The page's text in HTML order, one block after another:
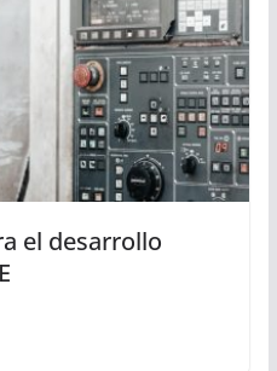
el desarrollo